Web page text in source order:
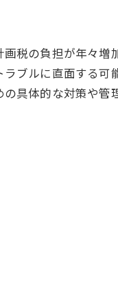
税の負担が年々増
ブルに直面する可
具体的な対策や管